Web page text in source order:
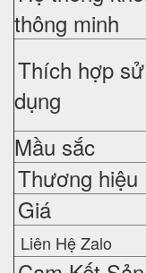
thông minh
Thích hợp sử
dụng
Mầu sắc
Thương hiệu
Giá
Liên Hệ Zalo